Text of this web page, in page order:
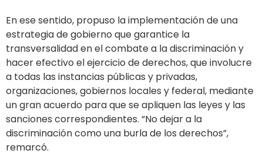
En ese sentido, propuso la implementación de una
estrategia de gobierno que garantice la
transversalidad en el combate a la discriminación y
hacer efectivo el ejercicio de derechos, que involucre
a todas las instancias públicas y privadas,
organizaciones, gobiernos locales y federal, mediante
un gran acuerdo para que se apliquen las leyes y las
sanciones correspondientes. “No dejar a la
discriminación como una burla de los derechos”,
remarcó.